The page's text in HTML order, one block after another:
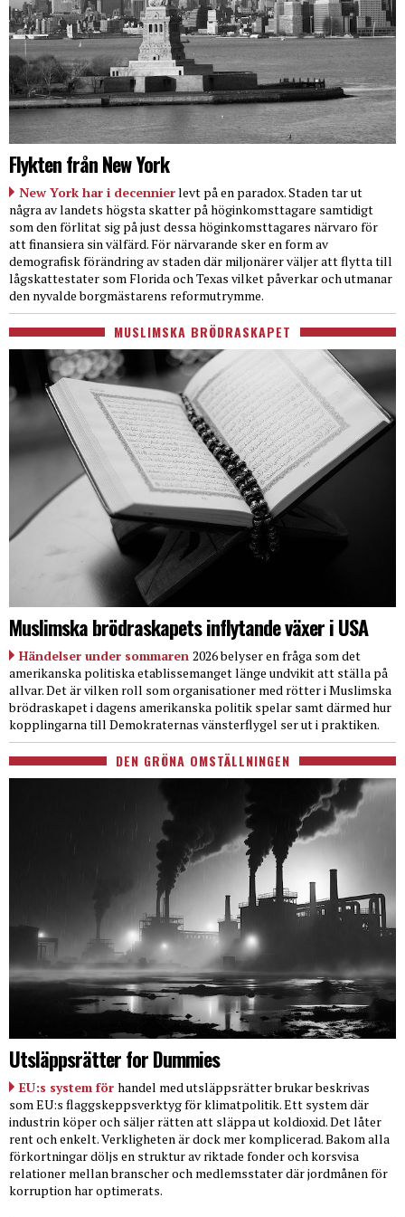
Flykten från New York
New York har i decennierlevt på en paradox. Staden tar ut
några av landets högsta skatter på höginkomsttagare samtidigt
som den förlitat sig på just dessa höginkomsttagares närvaro för
att finansiera sin välfärd. För närvarande sker en form av
demografisk förändring av staden där miljonärer väljer att flytta till
lågskattestater som Florida och Texas vilket påverkar och utmanar
den nyvalde borgmästarens reformutrymme.
MUSLIMSKA BRÖDRASKAPET
Muslimska brödraskapets inflytande växer i USA
Händelser under sommaren 2026 belyser en fråga som det
amerikanska politiska etablissemanget länge undvikit att ställa på
allvar. Det är vilken roll som organisationer med rötter i Muslimska
brödraskapet i dagens amerikanska politik spelar samt därmed hur
kopplingarna till Demokraternas vänsterflygel ser ut i praktiken.
DEN GRÖNA OMSTÄLLNINGEN
Utsläppsrätter for Dummies
EU:s system för handel med utsläppsrätter brukar beskrivas
som EU:s flaggskeppsverktyg för klimatpolitik. Ett system där
industrin köper och säljer rätten att släppa ut koldioxid. Det låter
rent och enkelt. Verkligheten är dock mer komplicerad. Bakom alla
förkortningar döljs en struktur av riktade fonder och korsvisa
relationer mellan branscher och medlemsstater där jordmånen för
korruption har optimerats.